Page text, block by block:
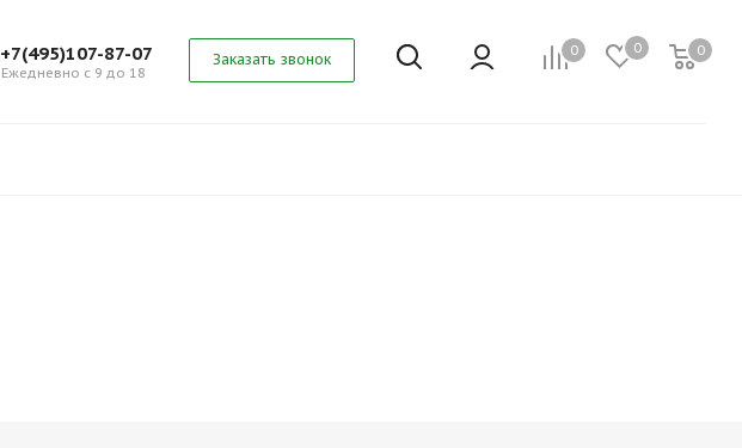
0 0 0
+7(495)107-87-07
Ежедневно с 9 до 18
Заказать звонок